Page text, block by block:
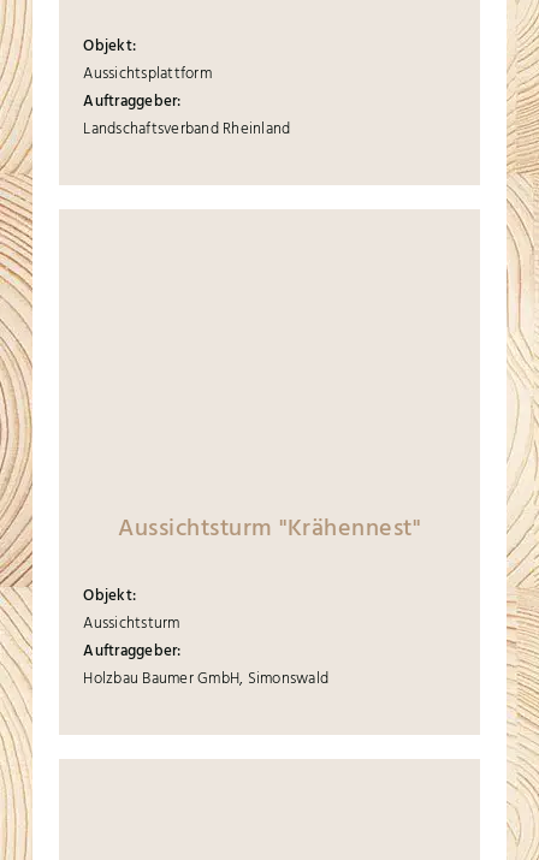
Objekt:
Aussichtsplattform
Auftraggeber:
Landschaftsverband Rheinland
Aussichtsturm "Krähennest"
Objekt:
Aussichtsturm
Auftraggeber:
Holzbau Baumer GmbH, Simonswald